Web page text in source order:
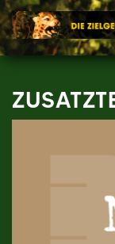
Skip
to
content